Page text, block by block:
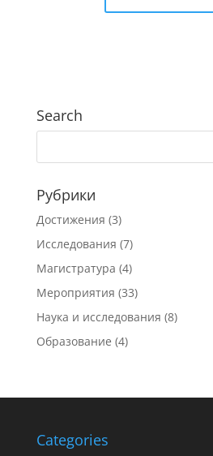
Search
Рубрики
Достижения (3)
Исследования (7)
Магистратура (4)
Мероприятия (33)
Наука и исследования (8)
Образование (4)
Categories